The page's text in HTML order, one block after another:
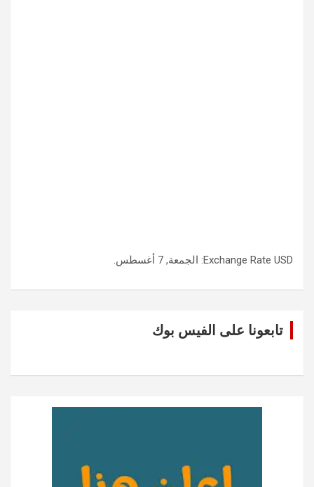
Exchange Rate USD : الجمعة, 7 أغسطس.
تابعونا على الفيس بوك